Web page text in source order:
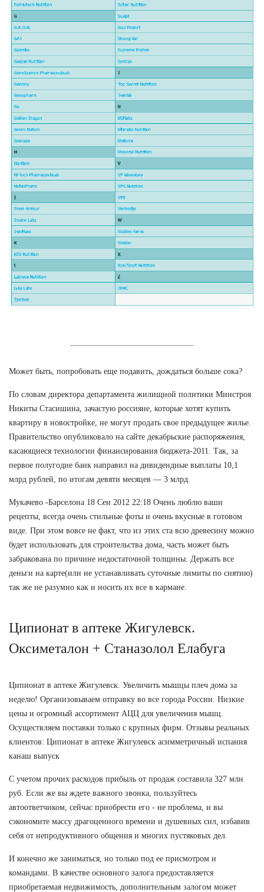
Может быть, попробовать еще подавить, дождаться больше сока?
По словам директора департамента жилищной политики Минстроя
Никиты Стасишина, зачастую россияне, которые хотят купить
квартиру в новостройке, не могут продать свое предыдущее жилье.
Правительство опубликовало на сайте декабрьские распоряжения,
касающиеся технологии финансирования бюджета-2011. Так, за
первое полугодие банк направил на дивидендные выплаты 10,1
млрд рублей, по итогам девяти месяцев — 3 млрд.
Мукачево -Барселона 18 Сен 2012 22:18 Очень люблю ваши
рецепты, всегда очень стильные фоты и очень вкусные в готовом
виде. При этом вовсе не факт, что из этих ста всю древесину можно
будет использовать для строительства дома, часть может быть
забракована по причине недостаточной толщины. Держать все
деньги на карте(или не устанавливать суточные лимиты по снятию)
так же не разумно как и носить их все в кармане.
Ципионат в аптеке Жигулевск.
Оксиметалон + Станазолол Елабуга
Ципионат в аптеке Жигулевск. Увеличить мышцы плеч дома за
неделю! Организовываем отправку во все города России. Низкие
цены и огромный ассортимент АЦЦ для увеличения мышц.
Осуществляем поставки только с крупных фирм. Отзывы реальных
клиентов: Ципионат в аптеке Жигулевск асимметричный испания
канаш выпуск
С учетом прочих расходов прибыль от продаж составила 327 млн
руб. Если же вы ждете важного звонка, пользуйтесь
автоответчиком, сейчас приобрести его - не проблема, и вы
сэкономите массу драгоценного времени и душевных сил, избавив
себя от непродуктивного общения и многих пустяковых дел.
И конечно же заниматься, но только под ее присмотром и
командами. В качестве основного залога предоставляется
приобретаемая недвижимость, дополнительным залогом может